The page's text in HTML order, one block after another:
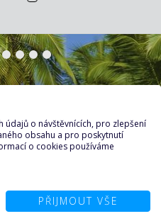
údajů o návštěvnících, pro zlepšení
obsahu a pro poskytnutí
o cookies používáme
PŘIJMOUT VŠE